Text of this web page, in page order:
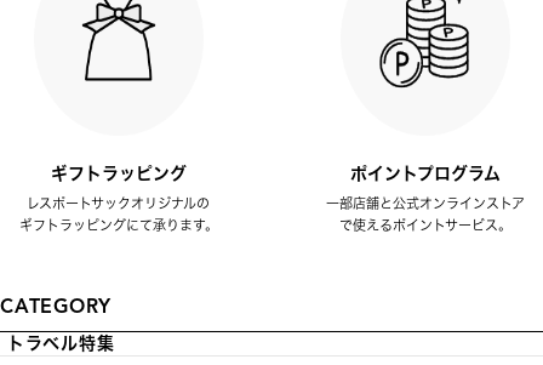
ギフトラッピング
レスポートサックオリジナルの
ギフトラッピングにて承ります。
ポイントプログラム
一部店舗と公式オンラインストア
で使えるポイントサービス。
CATEGORY
トラベル特集